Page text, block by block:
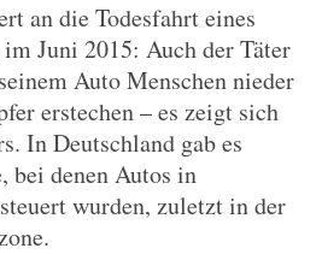
an die Todesfahrt eines
Juni 2015: Auch der Täter
Auto Menschen nieder
erstechen – es zeigt sich
In Deutschland gab es
bei denen Autos in
wurden, zuletzt in der